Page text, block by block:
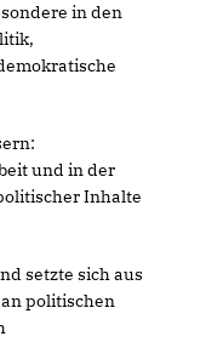
in den
und in der
Inhalte
setzte sich aus
politischen